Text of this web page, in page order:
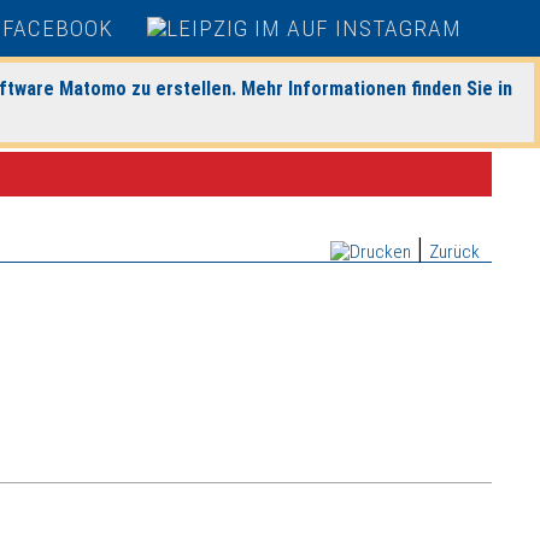
Matomo zu erstellen. Mehr Informationen finden Sie in
Zurück